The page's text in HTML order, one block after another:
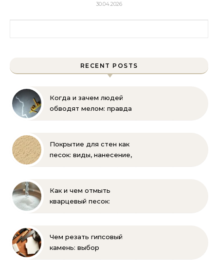
30.04.2026
RECENT POSTS
Когда и зачем людей
обводят мелом: правда
Покрытие для стен как
песок: виды, нанесение,
Как и чем отмыть
кварцевый песок:
Чем резать гипсовый
камень: выбор